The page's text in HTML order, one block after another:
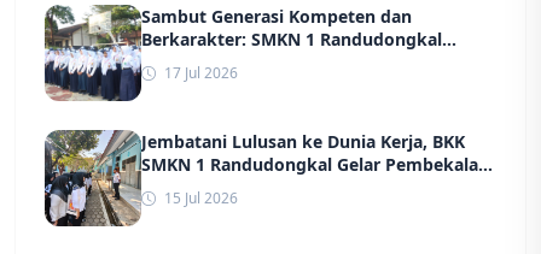
Sambut Generasi Kompeten dan
Berkarakter: SMKN 1 Randudongkal
Sukses Gelar MPLS 2026 Bersama TNI,
POLRI, hingga Dinas Kesehatan
17 Jul 2026
Jembatani Lulusan ke Dunia Kerja, BKK
SMKN 1 Randudongkal Gelar Pembekalan
dan Screening Massal Jelang Rekrutmen
PT Ungaran Sari Garment
15 Jul 2026